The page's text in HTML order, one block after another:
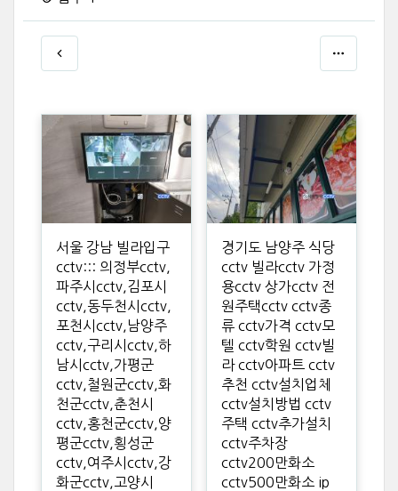
서울 강남 빌라입구
cctv::: 의정부cctv,
파주시cctv,김포시
cctv,동두천시cctv,
포천시cctv,남양주
cctv,구리시cctv,하
남시cctv,가평군
cctv,철원군cctv,화
천군cctv,춘천시
cctv,홍천군cctv,양
평군cctv,횡성군
cctv,여주시cctv,강
화군cctv,고양시
경기도 남양주 식당
cctv 빌라cctv 가정
용cctv 상가cctv 전
원주택cctv cctv종
류 cctv가격 cctv모
텔 cctv학원 cctv빌
라 cctv아파트 cctv
추천 cctv설치업체
cctv설치방법 cctv
주택 cctv추가설치
cctv주차장
cctv200만화소
cctv500만화소 ip